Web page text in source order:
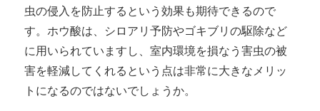
虫の侵入を防止するという効果も期待できるので
す。ホウ酸は、シロアリ予防やゴキブリの駆除など
に用いられていますし、室内環境を損なう害虫の被
害を軽減してくれるという点は非常に大きなメリッ
トになるのではないでしょうか。